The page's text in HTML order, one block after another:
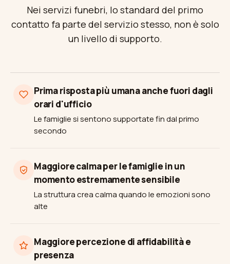
Nei servizi funebri, lo standard del primo
contatto fa parte del servizio stesso, non è solo
un livello di supporto.
Prima risposta più umana anche fuori dagli
orari d'ufficio
Le famiglie si sentono supportate fin dal primo
secondo
Maggiore calma per le famiglie in un
momento estremamente sensibile
La struttura crea calma quando le emozioni sono
alte
Maggiore percezione di affidabilità e
presenza